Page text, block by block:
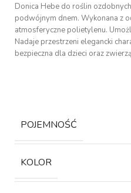
Donica Hebe do roślin
podwójnym dnem. Wykonana z
atmosferyczne polietylenu.
Nadaje przestrzeni elegancki
bezpieczna dla dzieci oraz
POJEMNOŚĆ
KOLOR